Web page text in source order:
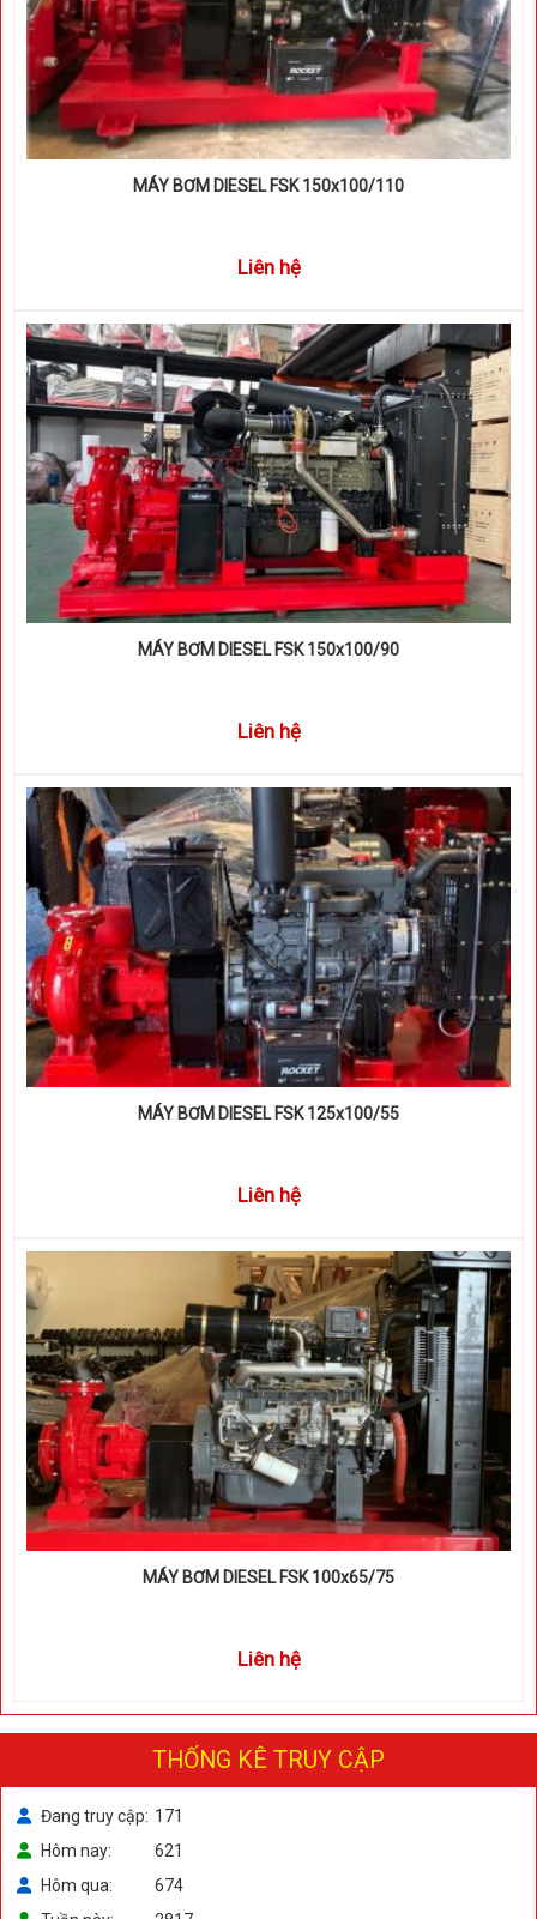
MÁY BƠM DIESEL FSK 150x100/110
Liên hệ
MÁY BƠM DIESEL FSK 150x100/90
Liên hệ
MÁY BƠM DIESEL FSK 125x100/55
Liên hệ
MÁY BƠM DIESEL FSK 100x65/75
Liên hệ
THỐNG KÊ TRUY CẬP
Đang truy cập
171
Hôm nay
621
Hôm qua
674